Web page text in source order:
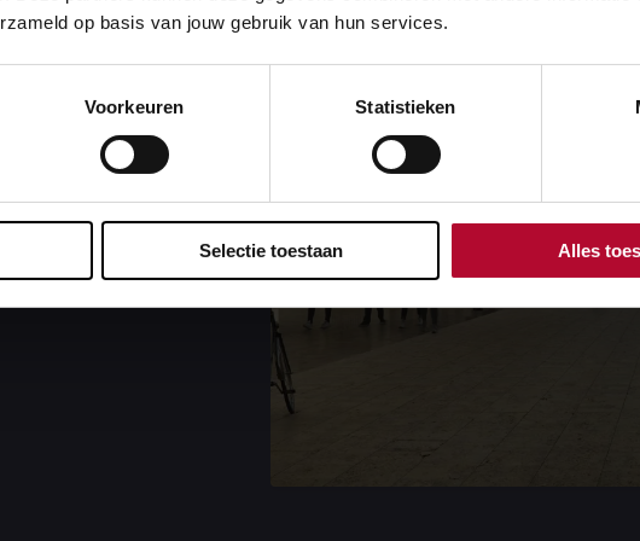
op basis van jouw gebruik van hun services.
Voorkeuren Statistieken
Selectie toestaan Alles
Met de
fietstunnel,
maken